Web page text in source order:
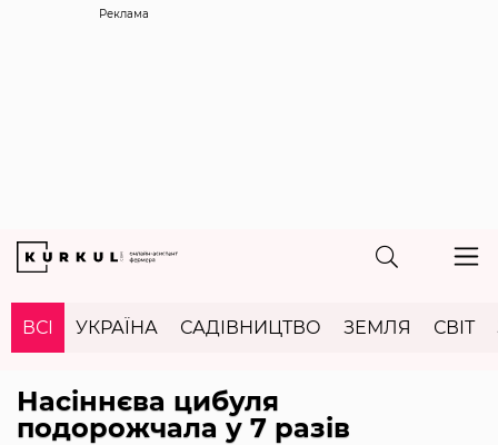
Реклама
ВСІ УКРАЇНА САДІВНИЦТВО ЗЕМЛЯ СВІТ
Насіннєва цибуля
подорожчала у 7 разів